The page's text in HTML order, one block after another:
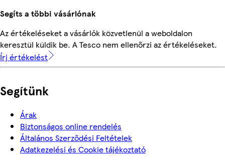
Segíts a többi vásárlónak
Az értékeléseket a vásárlók közvetlenül a weboldalon
keresztül küldik be. A Tesco nem ellenőrzi az értékeléseket.
Írj értékelést
Segítünk
Árak
Biztonságos online rendelés
Általános Szerződési Feltételek
Adatkezelési és Cookie tájékoztató